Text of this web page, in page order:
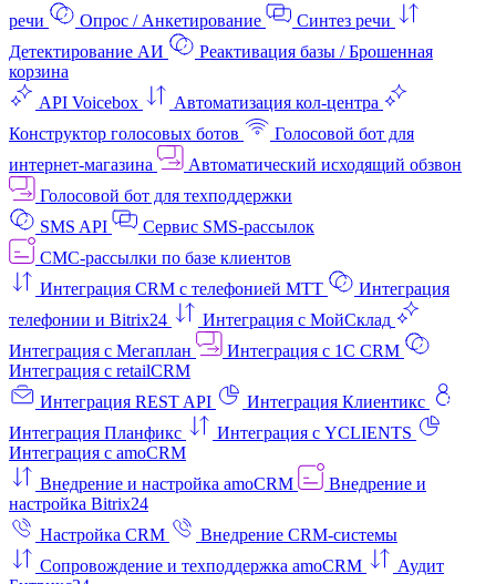
речи
Опрос / Анкетирование
Синтез речи
Детектирование АИ
Реактивация базы / Брошенная
корзина
API Voicebox
Автоматизация кол‑центра
Конструктор голосовых ботов
Голосовой бот для
интернет‑магазина
Автоматический исходящий обзвон
Голосовой бот для техподдержки
SMS API
Сервис SMS-рассылок
СМС-рассылки по базе клиентов
Интеграция CRM с телефонией МТТ
Интеграция
телефонии и Bitrix24
Интеграция с МойСклад
Интеграция с Мегаплан
Интеграция с 1C CRM
Интеграция с retailCRM
Интеграция REST API
Интеграция Клиентикс
Интеграция Планфикс
Интеграция с YCLIENTS
Интеграция с amoCRM
Внедрение и настройка amoCRM
Внедрение и
настройка Bitrix24
Настройка CRM
Внедрение CRM-системы
Сопровождение и техподдержка amoCRM
Аудит